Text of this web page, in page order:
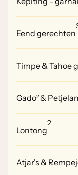
Eend gerechten
Timpe & Tahoe
Gado² &
Lontong
2
Atjar's &